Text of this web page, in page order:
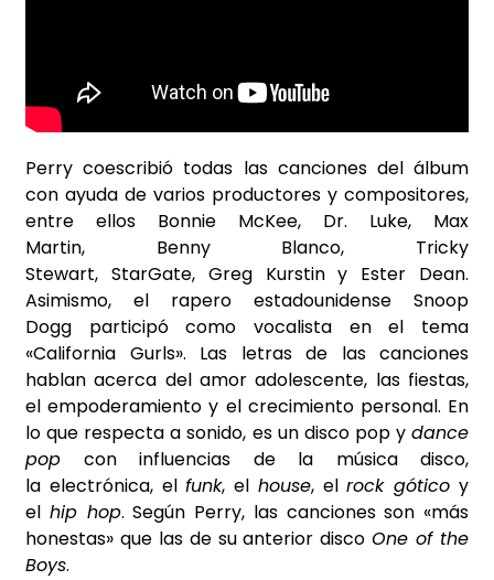
Perry coescribió todas las canciones del álbum
con ayuda de varios productores y compositores,
entre ellos Bonnie McKee, Dr. Luke, Max
Martin, Benny Blanco, Tricky
Stewart, StarGate, Greg Kurstin y Ester Dean.​
Asimismo, el rapero estadounidense Snoop
Dogg participó como vocalista en el tema
«California Gurls». Las letras de las canciones
hablan acerca del amor adolescente, las fiestas,
el empoderamiento y el crecimiento personal. En
lo que respecta a sonido, es un disco pop y dance
pop con influencias de la música disco,
la electrónica, elfunk, el house, elrock gótico y
el hip hop.​ Según Perry, las canciones son «más
honestas» que las de su anterior discoOne of the
Boys.